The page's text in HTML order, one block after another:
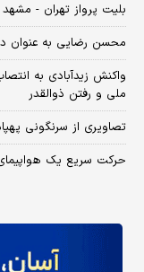
بلیت پرواز تهران -
محسن رضایی به عنوان
واکنش زیدآبادی به
ملی و رفتن ذوالقدر
تصاویری از سرنگونی
حرکت سریع یک